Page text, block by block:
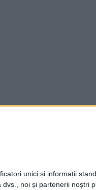
unici și informații
dvs., noi și partenerii noștri